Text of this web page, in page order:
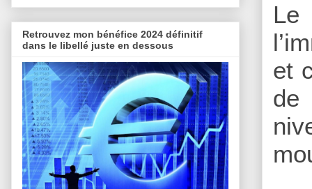
Le
et
de
Retrouvez mon bénéfice 2024 définitif
dans le libellé juste en dessous